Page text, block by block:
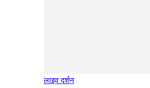
लाइव दर्शन